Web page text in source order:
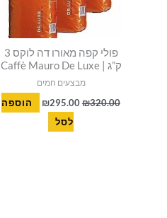
פולי קפה מאורו דה לוקס 3
ק”ג | Caffè Mauro De Luxe
מבצעים חמים
₪320.00
₪295.00
הוספה
לסל